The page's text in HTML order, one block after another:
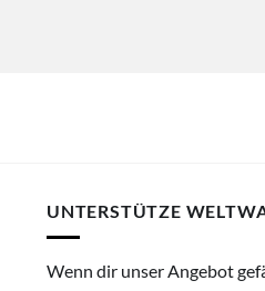
UNTERSTÜTZE
Wenn dir unser Angebot